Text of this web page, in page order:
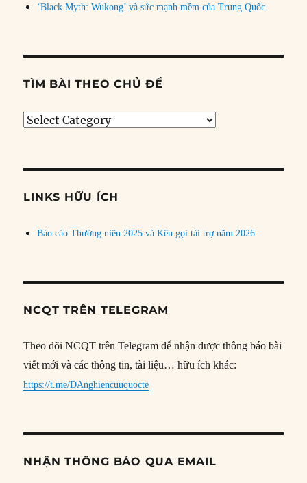
‘Black Myth: Wukong’ và sức mạnh mềm của Trung Quốc
TÌM BÀI THEO CHỦ ĐỀ
Tìm
đề
LINKS HỮU ÍCH
Báo cáo Thường niên 2025 và Kêu gọi tài trợ năm 2026
NCQT TRÊN TELEGRAM
Theo dõi NCQT trên Telegram để nhận được thông báo bài
viết mới và các thông tin, tài liệu… hữu ích khác:
https://t.me/DAnghiencuuquocte
NHẬN THÔNG BÁO QUA EMAIL